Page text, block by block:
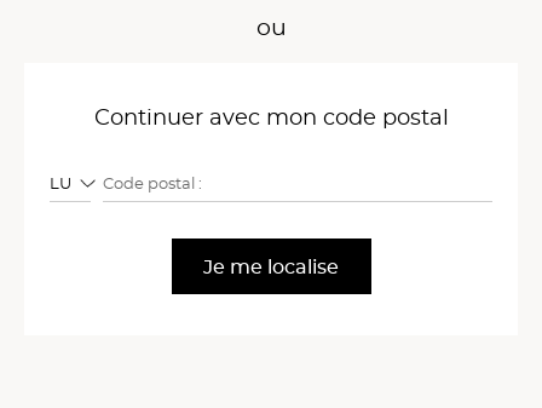
ou
Continuer avec mon code postal
Code postal
Je me localise